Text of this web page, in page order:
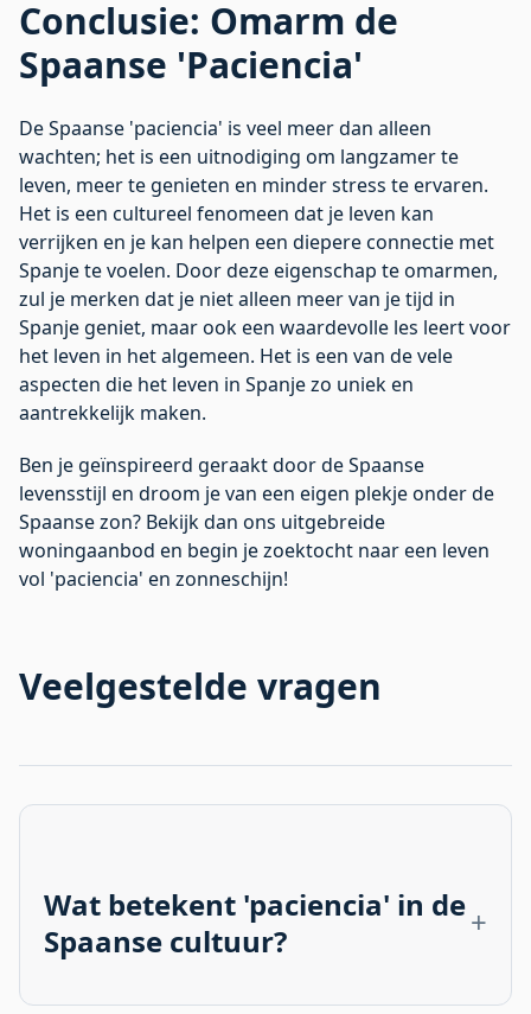
Conclusie: Omarm de
Spaanse 'Paciencia'
De Spaanse 'paciencia' is veel meer dan alleen
wachten; het is een uitnodiging om langzamer te
leven, meer te genieten en minder stress te ervaren.
Het is een cultureel fenomeen dat je leven kan
verrijken en je kan helpen een diepere connectie met
Spanje te voelen. Door deze eigenschap te omarmen,
zul je merken dat je niet alleen meer van je tijd in
Spanje geniet, maar ook een waardevolle les leert voor
het leven in het algemeen. Het is een van de vele
aspecten die het leven in Spanje zo uniek en
aantrekkelijk maken.
Ben je geïnspireerd geraakt door de Spaanse
levensstijl en droom je van een eigen plekje onder de
Spaanse zon? Bekijk dan ons uitgebreide
woningaanbod en begin je zoektocht naar een leven
vol 'paciencia' en zonneschijn!
Veelgestelde vragen
Wat betekent 'paciencia' in de
Spaanse cultuur?